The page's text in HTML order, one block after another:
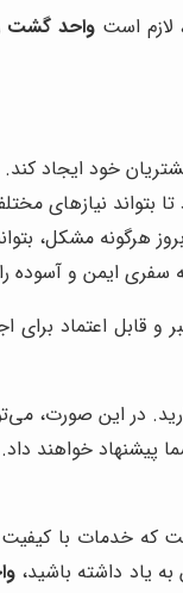
لازم است واحد گشت
خود ایجاد کند.
بتواند نیازهای
هرگونه مشکل،
ایمن و آسوده
و قابل اعتماد
در این صورت،
پیشنهاد خواهند
که خدمات با
یاد داشته باشید،